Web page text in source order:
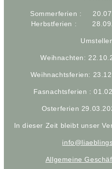
Sommerferien :
Herbstferien :
Weihnachten:
Weihnachtsferien:
Fasnachtsferien :
Osterferien
In dieser Zeit bleibt unser
Allgemeine